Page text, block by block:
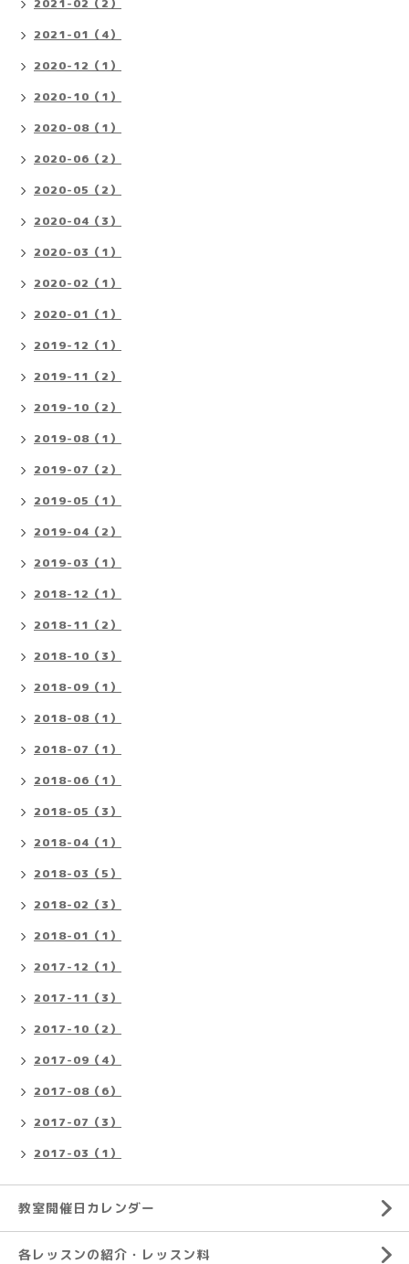
2021-02（2）
2021-01（4）
2020-12（1）
2020-10（1）
2020-08（1）
2020-06（2）
2020-05（2）
2020-04（3）
2020-03（1）
2020-02（1）
2020-01（1）
2019-12（1）
2019-11（2）
2019-10（2）
2019-08（1）
2019-07（2）
2019-05（1）
2019-04（2）
2019-03（1）
2018-12（1）
2018-11（2）
2018-10（3）
2018-09（1）
2018-08（1）
2018-07（1）
2018-06（1）
2018-05（3）
2018-04（1）
2018-03（5）
2018-02（3）
2018-01（1）
2017-12（1）
2017-11（3）
2017-10（2）
2017-09（4）
2017-08（6）
2017-07（3）
2017-03（1）
教室開催日カレンダー
各レッスンの紹介・レッスン料